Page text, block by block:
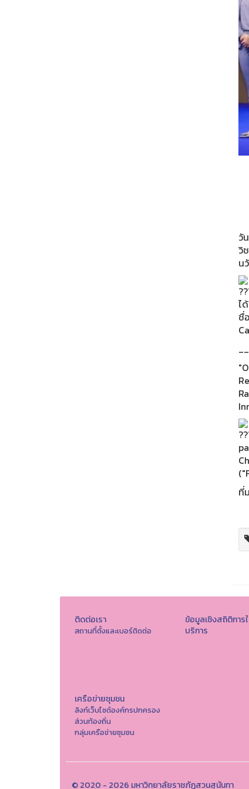
วั
วิ
น
ไ
ชื่
ที่
ติดต่อเรา
สถานที่ตั้งและเบอร์ติดต่อ
ข้อมูลเชิงสถิติการ
บริการ
เครือข่ายชุมชน
ลิงก์เว็บไซต์องค์กรปกครอง
ส่วนท้องถิ่น
กลุ่มเครือข่ายชุมชน
© 2020 - 2026 มหาวิทยาลัยราชภัฏสวนสุนันทา